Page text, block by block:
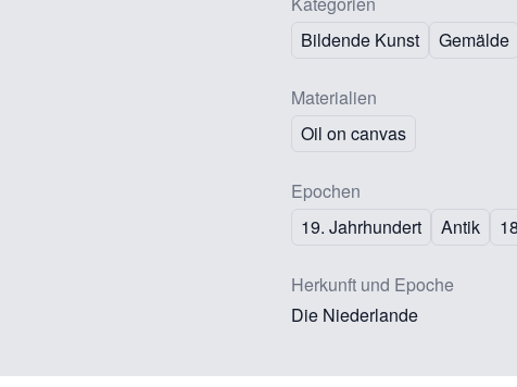
Bildende Kunst
Gemälde
Materialien
Oil on canvas
Epochen
19. Jahrhundert
Antik
Herkunft und Epoche
Die Niederlande